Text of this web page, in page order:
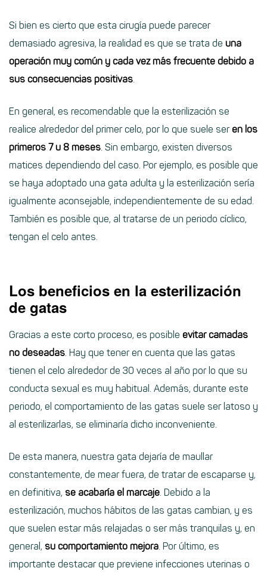
Si bien es cierto que esta cirugía puede parecer
demasiado agresiva, la realidad es que se trata de una
operación muy común y cada vez más frecuente debido a
sus consecuencias positivas.
En general, es recomendable que la esterilización se
realice alrededor del primer celo, por lo que suele seren los
primeros 7 u 8 meses. Sin embargo, existen diversos
matices dependiendo del caso. Por ejemplo, es posible que
se haya adoptado una gata adulta y la esterilización sería
igualmente aconsejable, independientemente de su edad.
También es posible que, al tratarse de un periodo cíclico,
tengan el celo antes.
Los beneficios en la esterilización
de gatas
Gracias a este corto proceso, es posible evitar camadas
no deseadas. Hay que tener en cuenta que las gatas
tienen el celo alrededor de 30 veces al año por lo que su
conducta sexual es muy habitual. Además, durante este
periodo, el comportamiento de las gatas suele ser latoso y
al esterilizarlas, se eliminaría dicho inconveniente.
De esta manera, nuestra gata dejaría de maullar
constantemente, de mear fuera, de tratar de escaparse y,
en definitiva, se acabaría el marcaje. Debido a la
esterilización, muchos hábitos de las gatas cambian, y es
que suelen estar más relajadas o ser más tranquilas y, en
general, su comportamiento mejora. Por último, es
importante destacar que previene infecciones uterinas o